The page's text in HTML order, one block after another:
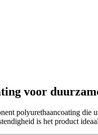
voor
polyurethaancoating
is het product